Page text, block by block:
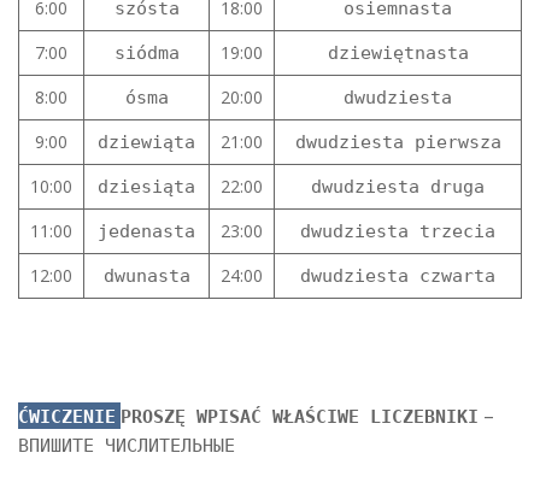
6:00 szósta 18:00 osiemnasta
7:00 siódma 19:00 dziewiętnasta
8:00 ósma 20:00 dwudziesta
9:00 dziewiąta 21:00 dwudziesta pierwsza
10:00 dziesiąta 22:00 dwudziesta druga
11:00 jedenasta 23:00 dwudziesta trzecia
12:00 dwunasta 24:00 dwudziesta czwarta
ĆWICZENIE PROSZĘ WPISAĆ WŁAŚCIWE LICZEBNIKI –
ВПИШИТЕ ЧИСЛИТЕЛЬНЫЕ